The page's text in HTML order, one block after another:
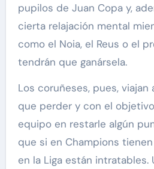
pupilos de Juan Copa y,
cierta relajación mental
como el Noia, el Reus o el
tendrán que ganársela.
Los coruñeses, pues, viajan
que perder y con el
equipo en restarle algún
que si en Champions
en la Liga están intratables.